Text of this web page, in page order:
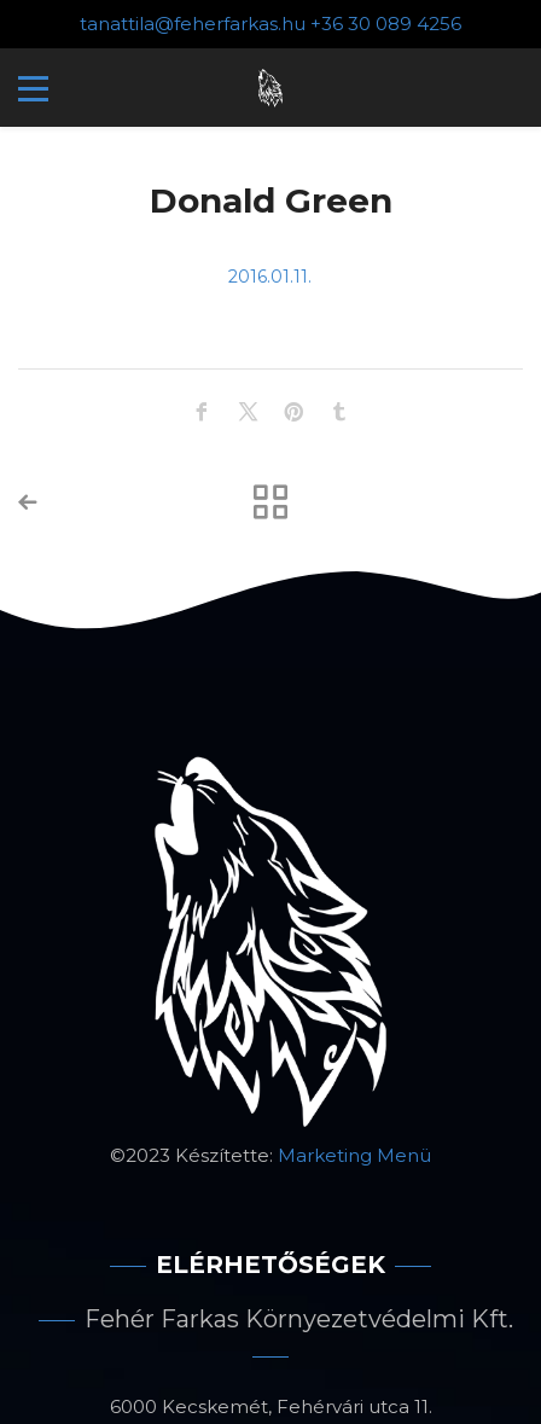
tanattila@feherfarkas.hu +36 30 089 4256
Donald Green
2016.01.11.
©2023 Készítette: Marketing Menü
ELÉRHETŐSÉGEK
Fehér Farkas Környezetvédelmi Kft.
6000 Kecskemét, Fehérvári utca 11.